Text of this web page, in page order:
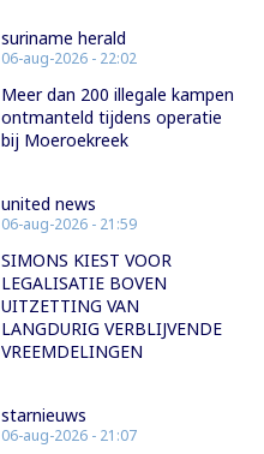
suriname herald
06-aug-2026 - 22:02
Meer dan 200 illegale kampen
ontmanteld tijdens operatie
bij Moeroekreek
united news
06-aug-2026 - 21:59
SIMONS KIEST VOOR
LEGALISATIE BOVEN
UITZETTING VAN
LANGDURIG VERBLIJVENDE
VREEMDELINGEN
starnieuws
06-aug-2026 - 21:07